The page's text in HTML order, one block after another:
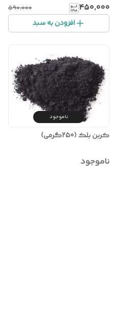
۴۵۰٬۰۰۰ ۵۹۰٬۰۰۰
افزودن به سبد
ناموجود
کربن بلک (250گرمی)
ناموجود